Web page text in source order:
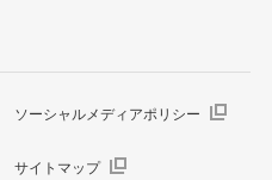
ソーシャルメディアポリシー
サイトマップ